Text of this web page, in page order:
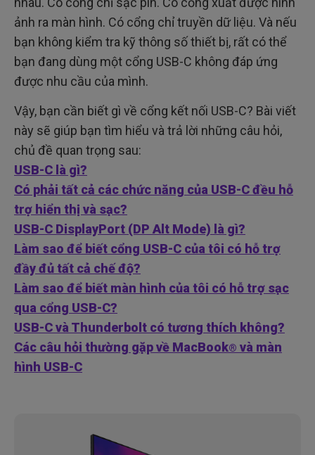
ảnh ra màn hình. Có cổng chỉ truyền dữ liệu. Và nếu
bạn không kiểm tra kỹ thông số thiết bị, rất có thể
bạn đang dùng một cổng USB-C không đáp ứng
được nhu cầu của mình.
Vậy, bạn cần biết gì về cổng kết nối USB-C? Bài viết
này sẽ giúp bạn tìm hiểu và trả lời những câu hỏi,
chủ đề quan trọng sau:
USB-C là gì?
Có phải tất cả các chức năng của USB-C đều hỗ
trợ hiển thị và sạc?
USB-C DisplayPort (DP Alt Mode) là gì?
Làm sao để biết cổng USB-C của tôi có hỗ trợ
đầy đủ tất cả chế độ?
Làm sao để biết màn hình của tôi có hỗ trợ sạc
qua cổng USB-C?
USB-C và Thunderbolt có tương thích không?
Các câu hỏi thường gặp về MacBook® và màn
hình USB-C